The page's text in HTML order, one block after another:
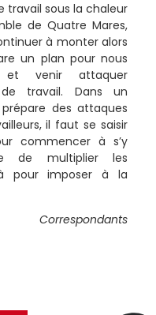
travail sous la chaleur
de Quatre Mares,
à monter alors
un plan pour nous
et venir attaquer
travail. Dans un
des attaques
il faut se saisir
commencer à s’y
de multiplier les
pour imposer à la
Correspondants